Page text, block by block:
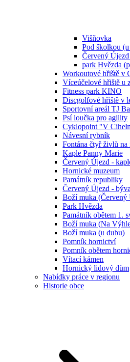
Višňovka
Pod školkou
Červený
park Hvězda
Workoutové hřiště v
Víceúčelové hřiště u
Fitness park KINO
Discgolfové hřiště v
Sportovní areál TJ
Psí loučka pro agility
Cyklopoint "V
Návesní rybník
Fontána čtyř živlů na
Kaple Panny Marie
Červený Újezd -
Hornické muzeum
Památník republiky
Červený Újezd -
Boží muka (Červený
Park Hvězda
Památník obětem 1.
Boží muka (Na
Boží muka (u dubu)
Pomník hornictví
Pomník obětem
Vítací kámen
Hornický lidový dům
Nabídky práce v regionu
Historie obce